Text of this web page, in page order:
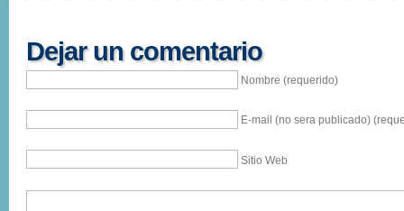
Dejar un comentario
Nombre (requerido)
E-mail (no sera publicado)
Sitio Web